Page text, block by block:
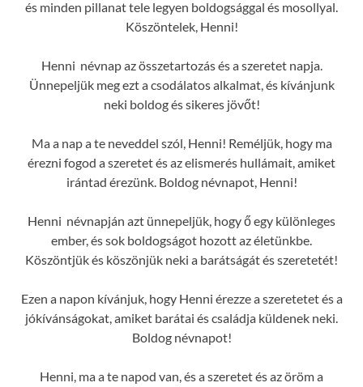
és minden pillanat tele legyen boldogsággal és mosollyal.
Köszöntelek, Henni!
Henni névnap az összetartozás és a szeretet napja.
Ünnepeljük meg ezt a csodálatos alkalmat, és kívánjunk
neki boldog és sikeres jövőt!
Ma a nap a te neveddel szól, Henni! Reméljük, hogy ma
érezni fogod a szeretet és az elismerés hullámait, amiket
irántad érezünk. Boldog névnapot, Henni!
Henni névnapján azt ünnepeljük, hogy ő egy különleges
ember, és sok boldogságot hozott az életünkbe.
Köszöntjük és köszönjük neki a barátságát és szeretetét!
Ezen a napon kívánjuk, hogy Henni érezze a szeretetet és a
jókívánságokat, amiket barátai és családja küldenek neki.
Boldog névnapot!
Henni, ma a te napod van, és a szeretet és az öröm a